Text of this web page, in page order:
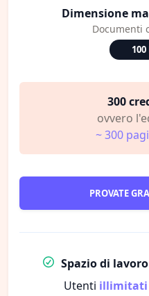
Dimensione
Documenti
300
ovvero
~ 300
PROVATE
Spazio di
Utenti illimitati